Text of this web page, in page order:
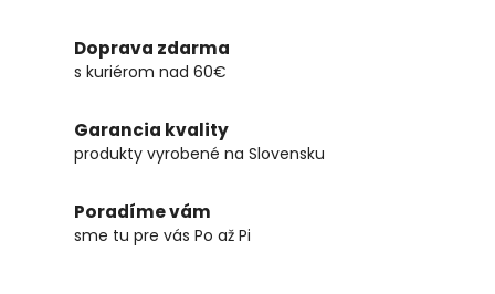
Doprava zdarma
s kuriérom nad 60€
Garancia kvality
produkty vyrobené na Slovensku
Poradíme vám
sme tu pre vás Po až Pi